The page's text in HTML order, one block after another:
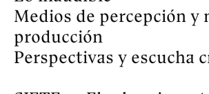
Julián Galay
Julián Galay (Buenos Aires) es un
compositor “indisciplinado” que
trabaja con sonido, imágenes y